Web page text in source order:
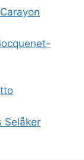
Selåker